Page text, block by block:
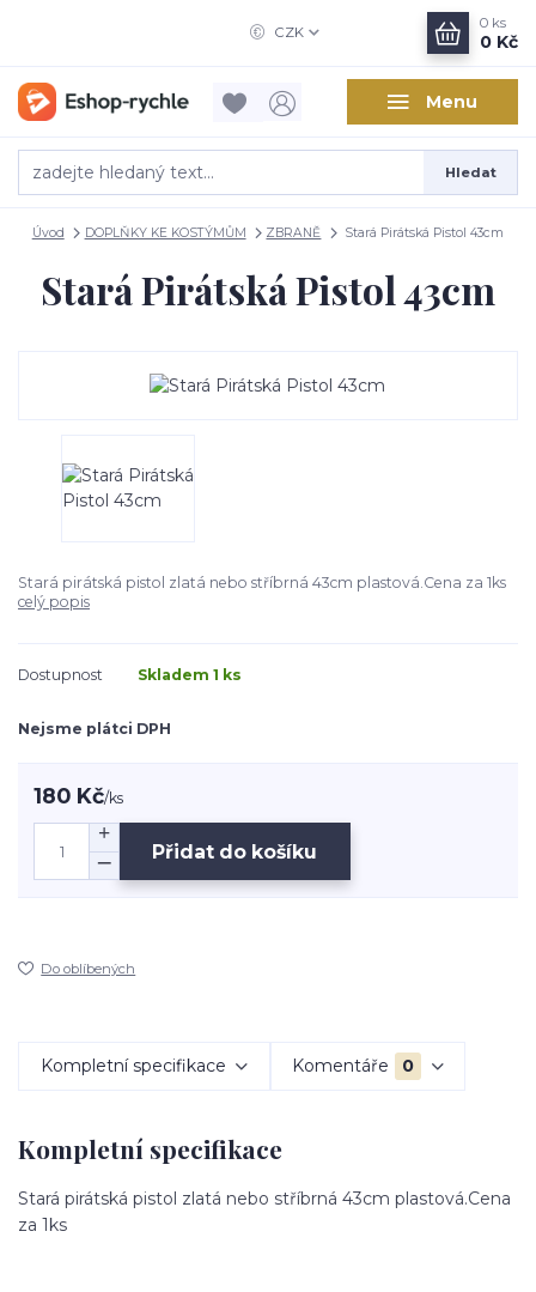
Menu
CZK
Hledat
0 ks
0 Kč
Úvod DOPLŇKY KE KOSTÝMŮM ZBRANĚ Stará Pirátská Pistol 43cm
Stará Pirátská Pistol 43cm
Stará pirátská pistol zlatá nebo stříbrná 43cm plastová.Cena za 1ks
celý popis
Dostupnost Skladem 1 ks
Nejsme plátci DPH
180 Kč/ks
Přidat do košíku
Do oblíbených
Kompletní specifikace Komentáře 0
Kompletní specifikace
Stará pirátská pistol zlatá nebo stříbrná 43cm plastová.Cena
za 1ks